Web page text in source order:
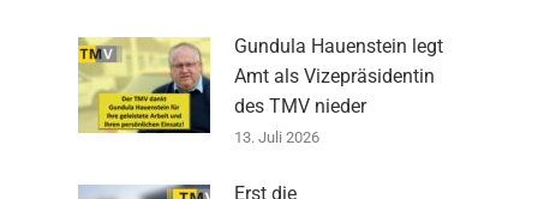
Gundula Hauenstein legt
Amt als Vizepräsidentin
des TMV nieder
13. Juli 2026
Erst die